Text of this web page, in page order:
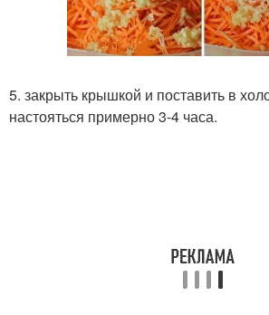
5. закрыть крышкой и поставить в
настояться примерно 3-4 часа.